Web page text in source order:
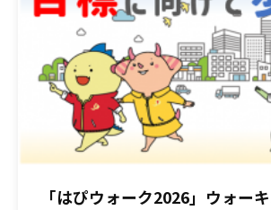
「はぴウォーク2026」ウォー